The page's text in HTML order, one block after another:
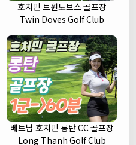
호치민 트윈도브스 골프장
Twin Doves Golf Club
베트남 호치민 롱탄 CC 골프장
Long Thanh Golf Club